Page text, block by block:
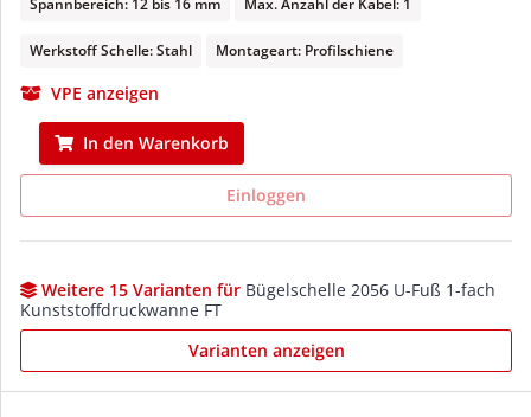
Werkstoff Schelle: Stahl Montageart: Profilschiene
VPE anzeigen
In den Warenkorb
Einloggen
Weitere 15 Varianten für Bügelschelle 2056 U-Fuß 1-fach
Kunststoffdruckwanne FT
Varianten anzeigen